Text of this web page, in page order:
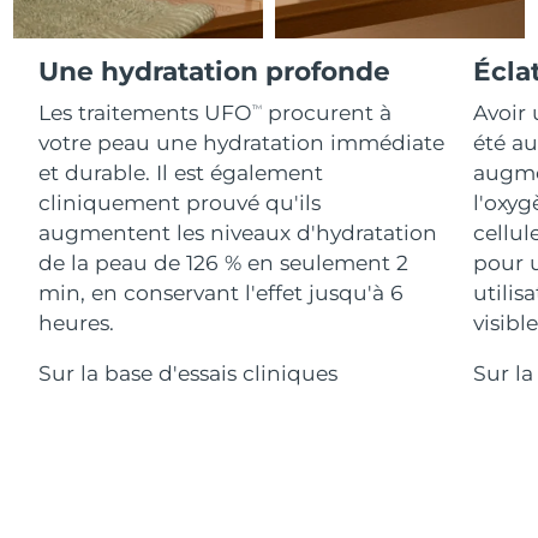
Une hydratation profonde
Les traitements UFOTM
procurent à
votre peau une hydratation immédiate
et durable. Il est également
cliniquement prouvé qu'ils
augmentent les niveaux d'hydratation
de la peau de 126 % en seulement 2
min, en conservant l'effet jusqu'à 6
heures.
Sur la base d'essais cliniques
Avoir
été
pour
Sur
For healthy hair
18% PAP
Cosmétiques Hommes
Acheter tout
FOREO APP
À PROPROS
Israël Livraison estimée
Italie Livraison estimée 8/8/26
Japon Livraison estimée 8/11/26
Jersey Livraison estimée 8/13/26
Kazakhstan Livraison estimée 8/10/26
Koweït Livraison estimée 8/8/26
Lettonie Livraison estimée 8/8/26